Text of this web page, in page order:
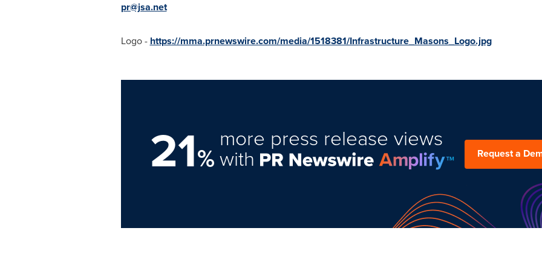
pr@jsa.net
Logo - https://mma.prnewswire.com/media/1518381/Infrastructure_Masons_Logo.jpg
21%
more press release views
with Request a